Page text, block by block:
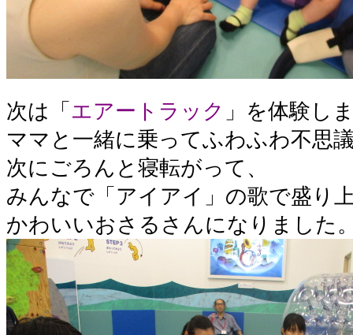
次は「 エアートラック 」を体験し
ママと一緒に乗ってふわふわ不思
次にごろんと寝転がって、
みんなで「アイアイ」の歌で盛り
かわいいおさるさんになりました